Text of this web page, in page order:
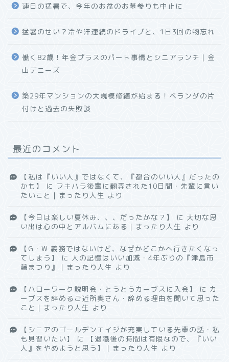
連日の猛暑で、今年のお盆のお墓参りも中止に
猛暑のせい？冷や汗連続のドライブと、1日3回の物忘れ
働く82歳！年金プラスのパート事情とシニアランチ｜金
山デニーズ
築29年マンションの大規模修繕が始まる！ベランダの片
付けと過去の失敗談
最近のコメント
【私は『いい人』ではなくて、『都合のいい人』だったの
かも】
に フキハラ後輩に翻弄された10日間・先輩に言い
たいこと｜まったり人生 より
【今日は楽しい夏休み、、、だったかな？】 に 大切な思
い出は心の中とアルバムにある｜まったり人生 より
【G・W 義務ではないけど、なぜかどこかへ行きたくなっ
てしまう】
に 人の記憶はいい加減・4年ぶりの『津島市
藤まつり』｜まったり人生 より
【ハローワーク説明会・とうとうカーブスに入会】 に カ
ーブスを辞めるご近所奥さん・辞める理由を聞いて思った
こと｜まったり人生 より
【シニアのゴールデンエイジが充実している先輩の話・私
も見習いたい】
に
【退職後の時間は有限なので、『いい
人』をやめようと思う】｜まったり人生 より